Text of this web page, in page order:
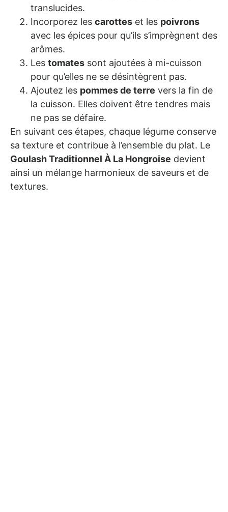
translucides.
Incorporez les carottes et les poivrons
avec les épices pour qu’ils s’imprègnent des
arômes.
Les tomates sont ajoutées à mi-cuisson
pour qu’elles ne se désintègrent pas.
Ajoutez les pommes de terre vers la fin de
la cuisson. Elles doivent être tendres mais
ne pas se défaire.
En suivant ces étapes, chaque légume conserve
sa texture et contribue à l’ensemble du plat. Le
Goulash Traditionnel À La Hongroise devient
ainsi un mélange harmonieux de saveurs et de
textures.